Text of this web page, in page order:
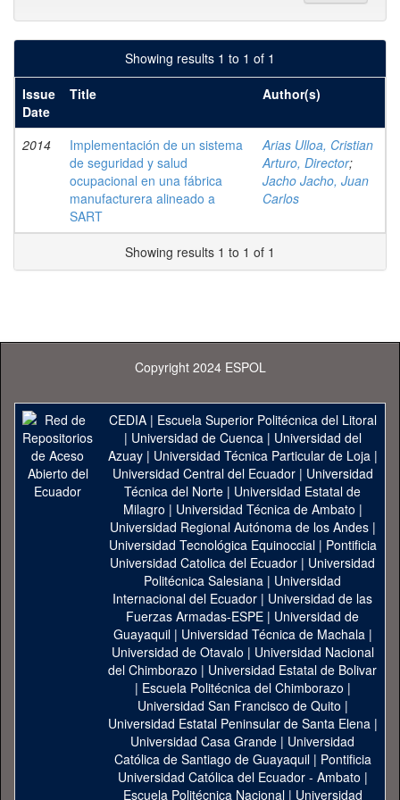
Showing results 1 to 1 of 1
Issue
Date
Title Author(s)
2014
Implementación de un sistema
de seguridad y salud
ocupacional en una fábrica
manufacturera alineado a
SART
Arias Ulloa, Cristian
Arturo, Director;
Jacho Jacho, Juan
Carlos
Showing results 1 to 1 of 1
Copyright 2024 ESPOL
CEDIA| Escuela Superior Politécnica del Litoral
| Universidad de Cuenca| Universidad del
Azuay| Universidad Técnica Particular de Loja|
Universidad Central del Ecuador| Universidad
Técnica del Norte | Universidad Estatal de
Milagro | Universidad Técnica de Ambato |
Universidad Regional Autónoma de los Andes|
Universidad Tecnológica Equinoccial| Pontificia
Universidad Catolica del Ecuador | Universidad
Politécnica Salesiana | Universidad
Internacional del Ecuador | Universidad de las
Fuerzas Armadas-ESPE | Universidad de
Guayaquil| Universidad Técnica de Machala|
Universidad de Otavalo | Universidad Nacional
del Chimborazo | Universidad Estatal de Bolivar
| Escuela Politécnica del Chimborazo |
Universidad San Francisco de Quito |
Universidad Estatal Peninsular de Santa Elena|
Universidad Casa Grande | Universidad
Católica de Santiago de Guayaquil| Pontificia
Universidad Católica del Ecuador - Ambato |
Escuela Politécnica Nacional| Universidad